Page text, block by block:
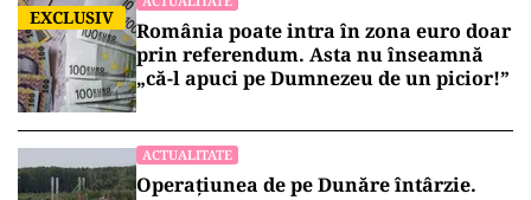
„Atenţie, cetăţeni! Nu mai daţi foc vegetaţiei
uscate! Conştientizaţi faptul că aceste incendii
de vegetaţie reprezintă un pericol pentru viaţă,